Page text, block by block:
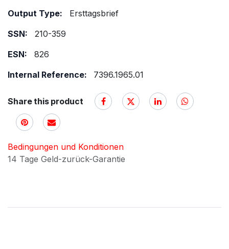
Output Type:
Ersttagsbrief
SSN:
210-359
ESN:
826
Internal Reference:
7396.1965.01
Share this product
Bedingungen und Konditionen
14 Tage Geld-zurück-Garantie